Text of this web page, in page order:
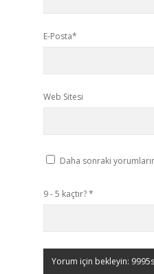
E-Posta*
Web Sitesi
Daha sonraki
9 - 5 kaçtır?*